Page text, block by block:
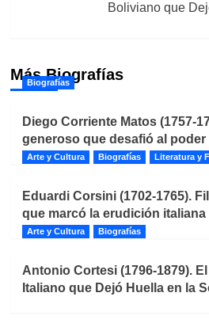
Boliviano que
Más Biografías
Biografías
Diego Corriente Matos (1757-
generoso que desafió al
Arte y Cultura Biografías Literatura y
Eduardi Corsini (1702-1765).
que marcó la erudición italiana
Arte y Cultura Biografías
Antonio Cortesi (1796-1879).
Italiano que Dejó Huella en la